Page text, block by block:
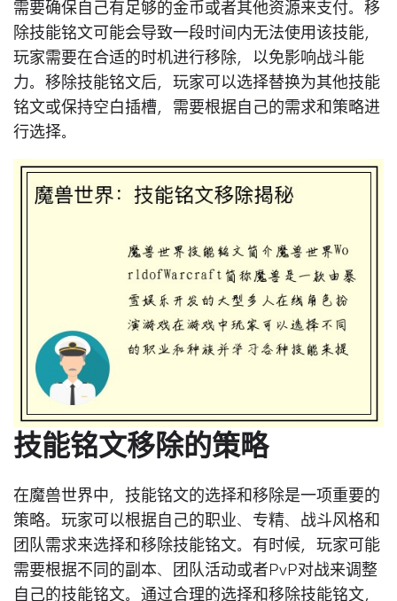
需要确保自己有足够的金币或者其他资源来支付。移
除技能铭文可能会导致一段时间内无法使用该技能，
玩家需要在合适的时机进行移除，以免影响战斗能
力。移除技能铭文后，玩家可以选择替换为其他技能
铭文或保持空白插槽，需要根据自己的需求和策略进
行选择。
技能铭文移除的策略
在魔兽世界中，技能铭文的选择和移除是一项重要的
策略。玩家可以根据自己的职业、专精、战斗风格和
团队需求来选择和移除技能铭文。有时候，玩家可能
需要根据不同的副本、团队活动或者PvP对战来调整
自己的技能铭文。通过合理的选择和移除技能铭文，